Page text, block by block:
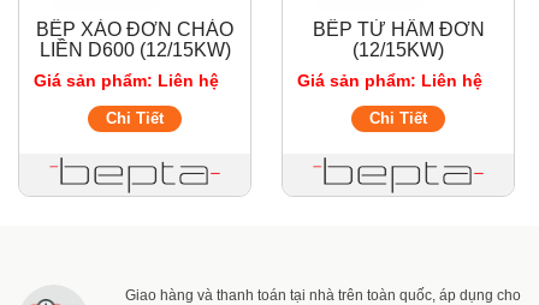
BẾP XÀO ĐƠN CHẢO
LIỀN D600 (12/15KW)
Giá sản phẩm: Liên hệ
Chi Tiết
BẾP TỪ HẦM ĐƠN
(12/15KW)
Giá sản phẩm: Liên hệ
Chi Tiết
Giao hàng và thanh toán tại nhà trên toàn quốc, áp dụng cho